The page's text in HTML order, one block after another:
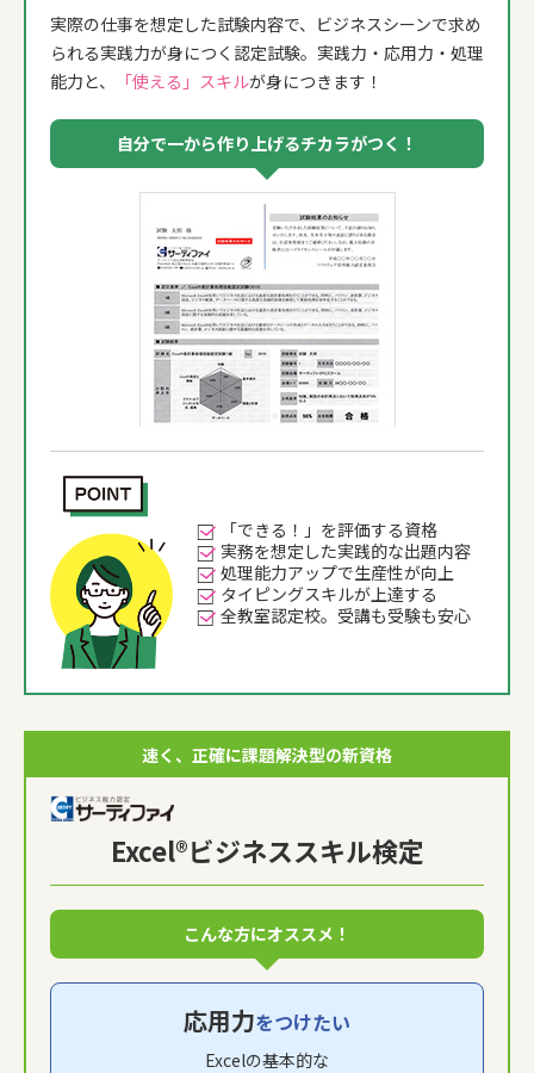
実際の仕事を想定した試験内容で、ビジネスシーンで求め
られる実践力が身につく認定試験。実践力・応用力・処理
能力と、
「使える」スキルが身につきます！
自分で一から作り上げるチカラがつく！
「できる！」を評価する資格
実務を想定した実践的な出題内容
処理能力アップで生産性が向上
タイピングスキルが上達する
全教室認定校。受講も受験も安心
速く、正確に課題解決型の新資格
Excel®ビジネススキル検定
こんな方にオススメ！
応用力をつけたい
Excelの基本的な